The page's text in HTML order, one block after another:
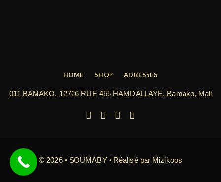
011 BAMAKO, 12726 RUE 455 HAMDALLAYE, Bamako, Mali
HOME SHOP ADRESSES
© 2026 • SOUMABY • Réalisé par Mizikoos